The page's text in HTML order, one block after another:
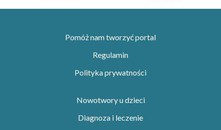
Pomóż nam tworzyć portal
Regulamin
Polityka prywatności
Nowotwory u dzieci
Diagnoza i leczenie